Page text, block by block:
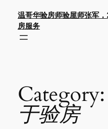
content
温哥华验房师验屋师张军
房服务
Category:
于验房